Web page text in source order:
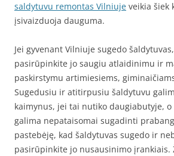
saldytuvu remontas Vilniuje veikia šiek
įsivaizduoja dauguma.
Jei gyvenant Vilniuje sugedo
pasirūpinkite jo saugiu atlaidinimu ir
paskirstymu artimiesiems,
Sugedusiu ir atitirpusiu šaldytuvu
kaimynus, jei tai nutiko daugiabutyje, o
galima nepataisomai sugadinti
pastebėję, kad šaldytuvas sugedo ir
pasirūpinkite jo nusausinimo įrankiais.